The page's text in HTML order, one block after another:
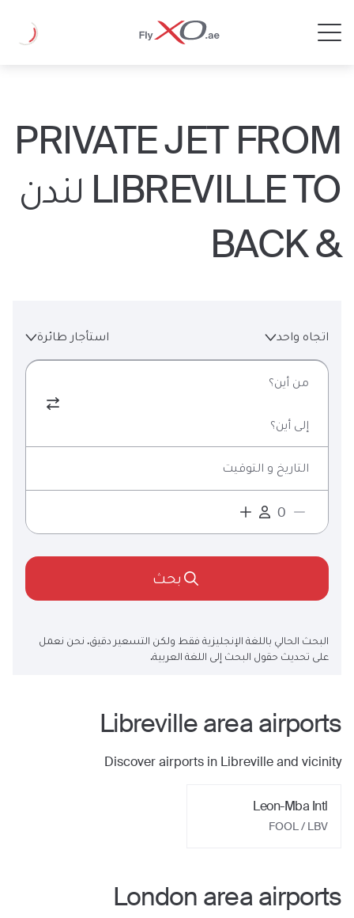
Loading
PRIVATE JET FROM
LIBREVILLE TO لندن
& BACK
اتجاه واحد استأجار طائرة
من أين؟
إلى أين؟
التاريخ و التوقيت
بحث
البحث الحالي باللغة الإنجليزية فقط ولكن التسعير دقيق. نحن نعمل
على تحديث حقول البحث إلى اللغة العربية.
Librevillearea airports
Discover airports in Librevilleand vicinity
Leon-Mba Intl
FOOL/ LBV
London area airports